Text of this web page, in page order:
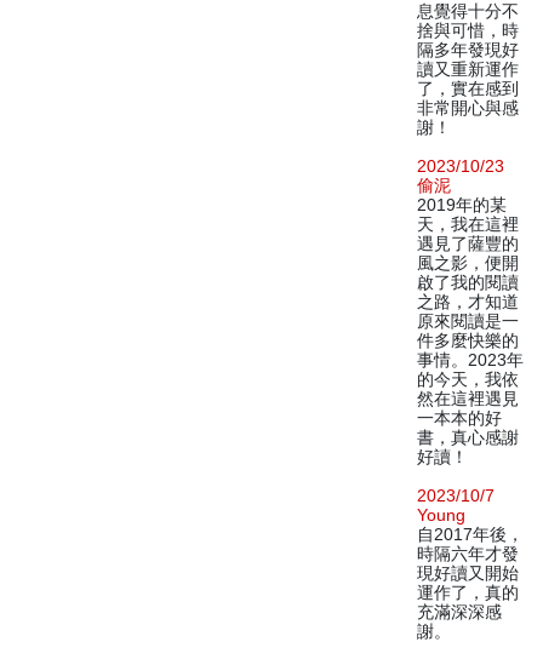
息覺得十分不
捨與可惜，時
隔多年發現好
讀又重新運作
了，實在感到
非常開心與感
謝！
2023/10/23
偷泥
2019年的某
天，我在這裡
遇見了薩豐的
風之影，便開
啟了我的閱讀
之路，才知道
原來閱讀是一
件多麼快樂的
事情。2023年
的今天，我依
然在這裡遇見
一本本的好
書，真心感謝
好讀！
2023/10/7
Young
自2017年後，
時隔六年才發
現好讀又開始
運作了，真的
充滿深深感
謝。